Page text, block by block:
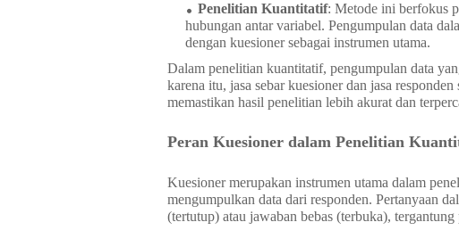
Penelitian Kuantitatif: Metode ini berfokus
hubungan antar variabel. Pengumpulan data
dengan kuesioner sebagai instrumen utama.
Dalam penelitian kuantitatif, pengumpulan data
karena itu, jasa sebar kuesioner dan jasa
memastikan hasil penelitian lebih akurat dan
Peran Kuesioner dalam Penelitian
Kuesioner merupakan instrumen utama dalam
mengumpulkan data dari responden. Pertanyaan
(tertutup) atau jawaban bebas (terbuka),